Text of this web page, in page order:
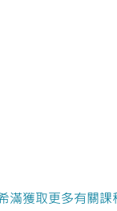
滿獲取更多有關課